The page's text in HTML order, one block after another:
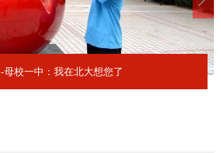
-母校一中：我在北大想您了